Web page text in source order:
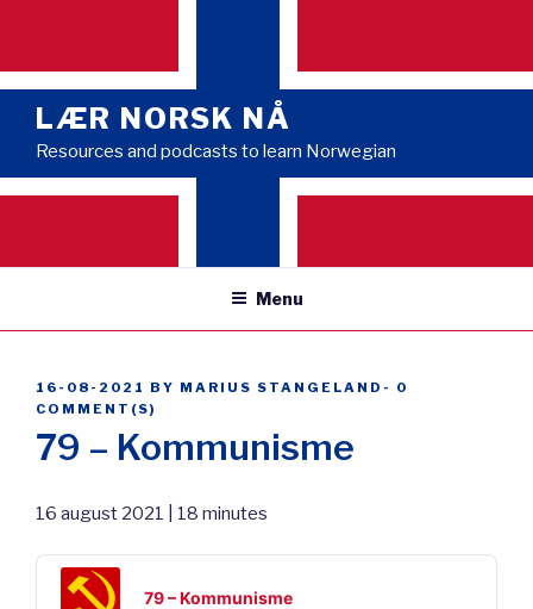
content
LÆR NORSK NÅ
Resources and podcasts to learn Norwegian
Menu
POSTED
ON
16-08-2021 BY MARIUS STANGELAND - 0
COMMENT(S)
79 – Kommunisme
16 august 2021 | 18 minutes
Audio
Player
79 – Kommunisme